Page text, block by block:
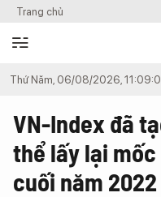
Trang chủ
Thứ Năm, 06/08/2026,
VN-Index đã
thể lấy lại mốc
cuối năm 2022